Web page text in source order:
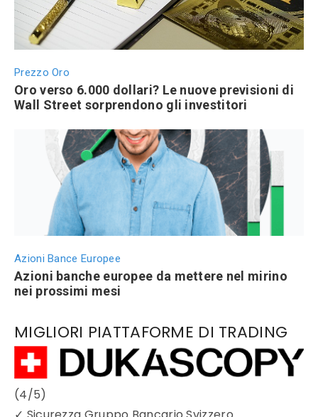
Prezzo Oro
Oro verso 6.000 dollari? Le nuove previsioni di
Wall Street sorprendono gli investitori
Azioni Bance Europee
Azioni banche europee da mettere nel mirino
nei prossimi mesi
MIGLIORI PIATTAFORME DI TRADING
(4/5)